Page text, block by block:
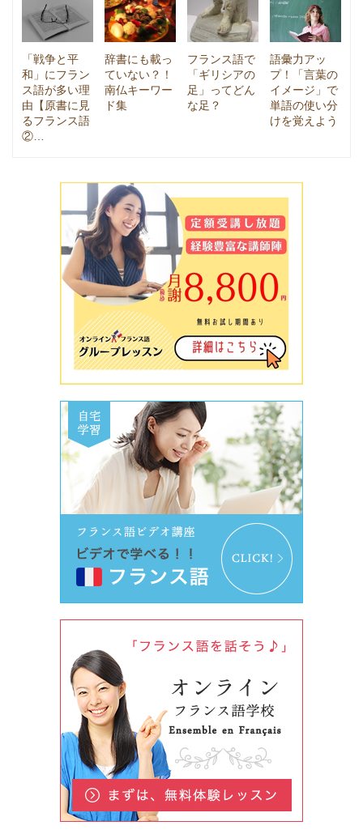
「戦争と平
和」にフラン
ス語が多い理
由【原書に見
るフランス語
②…
辞書にも載っ
ていない？！
南仏キーワー
ド集
フランス語で
「ギリシアの
足」ってどん
な足？
語彙力アッ
プ！「言葉の
イメージ」で
単語の使い分
けを覚えよう